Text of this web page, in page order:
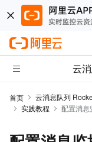
云
首页 云消息队列
实践教程
配置消息